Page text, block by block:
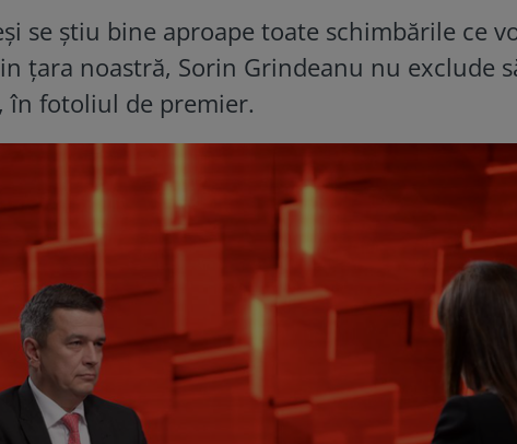
se știu bine aproape toate schimbările ce
țara noastră, Sorin Grindeanu nu exclude
în fotoliul de premier.